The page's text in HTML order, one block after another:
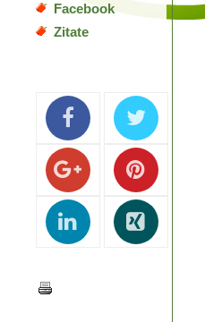
Facebook
Zitate